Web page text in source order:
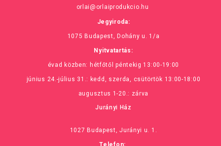
orlai@orlaiprodukcio.hu
Jegyiroda:
1075 Budapest, Dohány u. 1/a
Nyitvatartás:
évad közben: hétfőtől péntekig 13:00-19:00
június 24.-július 31.: kedd, szerda, csütörtök 13:00-18:00
augusztus 1-20.: zárva
Jurányi Ház
1027 Budapest, Jurányi u. 1.
Telefon: